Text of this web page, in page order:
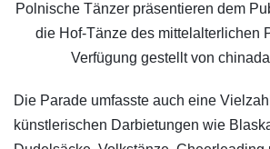
Polnische Tänzer präsentieren dem
die Hof-Tänze des mittelalterlichen
Verfügung gestellt von
Die Parade umfasste auch eine
künstlerischen Darbietungen wie